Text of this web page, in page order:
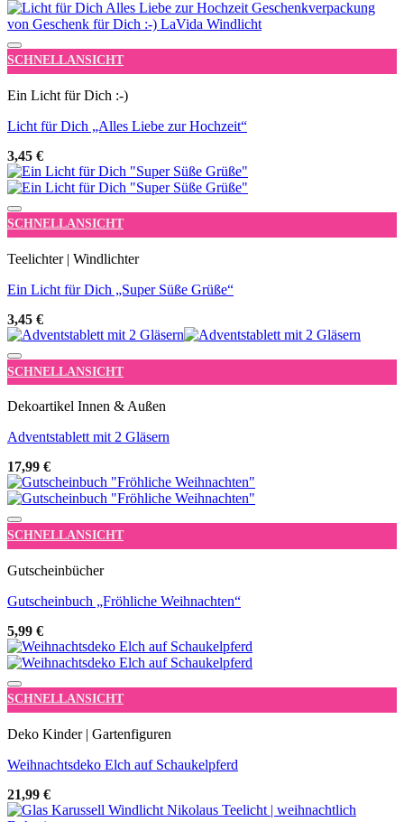
Add to wishlist
SCHNELLANSICHT
Ein Licht für Dich :-)
Licht für Dich „Alles Liebe zur Hochzeit“
3,45 €
Add to wishlist
SCHNELLANSICHT
Teelichter | Windlichter
Ein Licht für Dich „Super Süße Grüße“
3,45 €
Add to wishlist
SCHNELLANSICHT
Dekoartikel Innen & Außen
Adventstablett mit 2 Gläsern
17,99 €
Add to wishlist
SCHNELLANSICHT
Gutscheinbücher
Gutscheinbuch „Fröhliche Weihnachten“
5,99 €
Add to wishlist
SCHNELLANSICHT
Deko Kinder | Gartenfiguren
Weihnachtsdeko Elch auf Schaukelpferd
21,99 €